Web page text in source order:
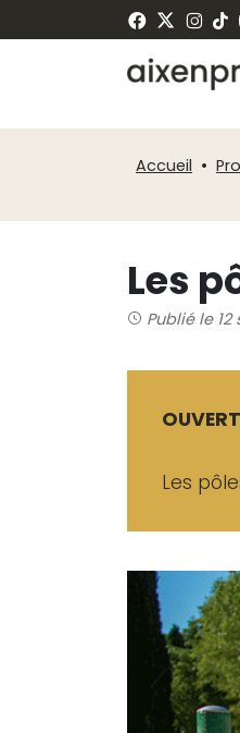
Accueil
Les
Publié le
Les
de
Panneau de gestion des